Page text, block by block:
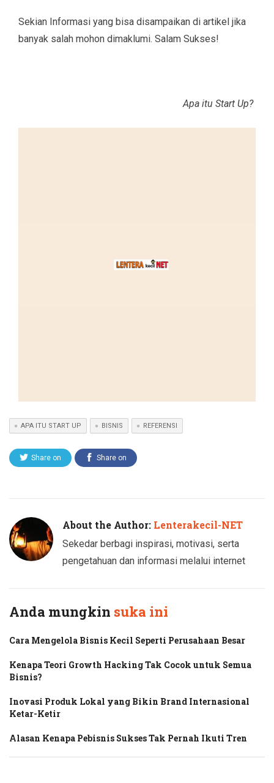
Sekian Informasi yang bisa disampaikan di artikel jika
banyak salah mohon dimaklumi. Salam Sukses!
Apa itu Start Up?
APA ITU START UP BISNIS REFERENSI
Share on Share on
About the Author: Lenterakecil-NET
Sekedar berbagi inspirasi, motivasi, serta
pengetahuan dan informasi melalui internet
Anda mungkin suka ini
Cara Mengelola Bisnis Kecil Seperti Perusahaan Besar
Kenapa Teori Growth Hacking Tak Cocok untuk Semua
Bisnis?
Inovasi Produk Lokal yang Bikin Brand Internasional
Ketar-Ketir
Alasan Kenapa Pebisnis Sukses Tak Pernah Ikuti Tren